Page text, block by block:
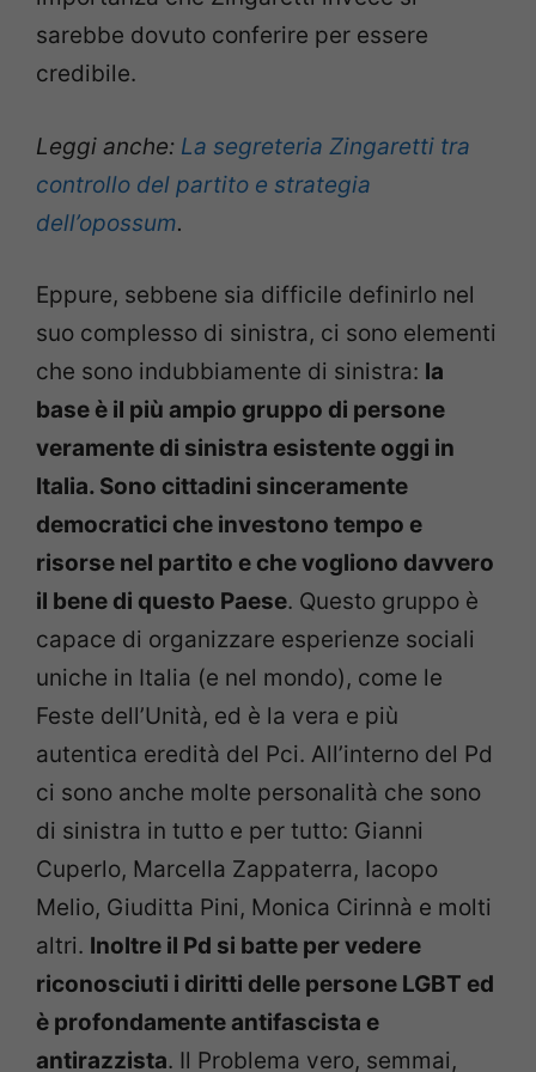
sarebbe dovuto conferire per essere
credibile.
Leggi anche: La segreteria Zingaretti tra
controllo del partito e strategia
dell’opossum.
Eppure, sebbene sia difficile definirlo nel
suo complesso di sinistra, ci sono elementi
che sono indubbiamente di sinistra: la
base è il più ampio gruppo di persone
veramente di sinistra esistente oggi in
Italia. Sono cittadini sinceramente
democratici che investono tempo e
risorse nel partito e che vogliono davvero
il bene di questo Paese. Questo gruppo è
capace di organizzare esperienze sociali
uniche in Italia (e nel mondo), come le
Feste dell’Unità, ed è la vera e più
autentica eredità del Pci. All’interno del Pd
ci sono anche molte personalità che sono
di sinistra in tutto e per tutto: Gianni
Cuperlo, Marcella Zappaterra, Iacopo
Melio, Giuditta Pini, Monica Cirinnà e molti
altri. Inoltre il Pd si batte per vedere
riconosciuti i diritti delle persone LGBT ed
è profondamente antifascista e
antirazzista. Il Problema vero, semmai,